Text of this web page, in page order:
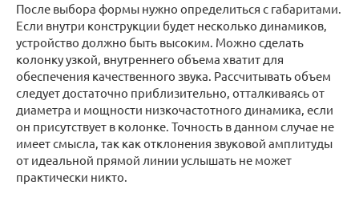
После выбора формы нужно определиться с габаритами.
Если внутри конструкции будет несколько динамиков,
устройство должно быть высоким. Можно сделать
колонку узкой, внутреннего объема хватит для
обеспечения качественного звука. Рассчитывать объем
следует достаточно приблизительно, отталкиваясь от
диаметра и мощности низкочастотного динамика, если
он присутствует в колонке. Точность в данном случае не
имеет смысла, так как отклонения звуковой амплитуды
от идеальной прямой линии услышать не может
практически никто.